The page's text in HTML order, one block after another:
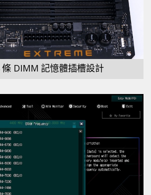
DIMM 記憶體插槽設計